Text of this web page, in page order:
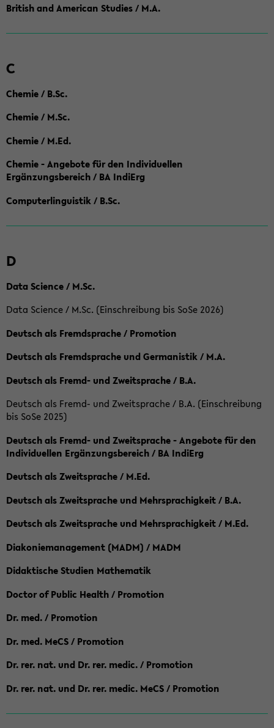
British and American Studies / M.A.
C
Chemie / B.Sc.
Chemie / M.Sc.
Chemie / M.Ed.
Chemie - Angebote für den Individuellen
Ergänzungsbereich / BA IndiErg
Computerlinguistik / B.Sc.
D
Data Science / M.Sc.
Data Science / M.Sc. (Einschreibung bis SoSe 2026)
Deutsch als Fremdsprache / Promotion
Deutsch als Fremdsprache und Germanistik / M.A.
Deutsch als Fremd- und Zweitsprache / B.A.
Deutsch als Fremd- und Zweitsprache / B.A. (Einschreibung
bis SoSe 2025)
Deutsch als Fremd- und Zweitsprache - Angebote für den
Individuellen Ergänzungsbereich / BA IndiErg
Deutsch als Zweitsprache / M.Ed.
Deutsch als Zweitsprache und Mehrsprachigkeit / B.A.
Deutsch als Zweitsprache und Mehrsprachigkeit / M.Ed.
Diakoniemanagement (MADM) / MADM
Didaktische Studien Mathematik
Doctor of Public Health / Promotion
Dr. med. / Promotion
Dr. med. MeCS / Promotion
Dr. rer. nat. und Dr. rer. medic. / Promotion
Dr. rer. nat. und Dr. rer. medic. MeCS / Promotion